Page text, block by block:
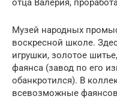
отца Валерия,
Музей народных
воскресной школе.
игрушки, золотое
фаянса (завод по его
обанкротился). В
всевозможные